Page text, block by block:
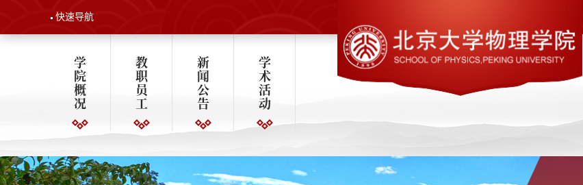
快速导航
学
院
概
况
教
职
员
工
新
闻
公
告
学
术
活
动